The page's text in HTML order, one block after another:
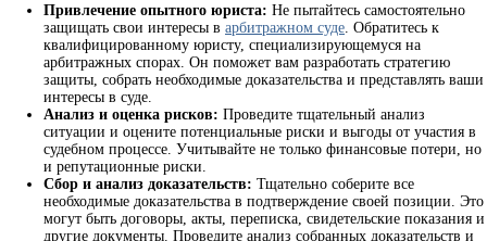
Привлечение опытного юриста: Не пытайтесь самостоятельно
защищать свои интересы в арбитражном суде . Обратитесь к
квалифицированному юристу, специализирующемуся на
арбитражных спорах. Он поможет вам разработать стратегию
защиты, собрать необходимые доказательства и представлять ваши
интересы в суде.
Анализ и оценка рисков: Проведите тщательный анализ
ситуации и оцените потенциальные риски и выгоды от участия в
судебном процессе. Учитывайте не только финансовые потери, но
и репутационные риски.
Сбор и анализ доказательств: Тщательно соберите все
необходимые доказательства в подтверждение своей позиции. Это
могут быть договоры, акты, переписка, свидетельские показания и
другие документы. Проведите анализ собранных доказательств и